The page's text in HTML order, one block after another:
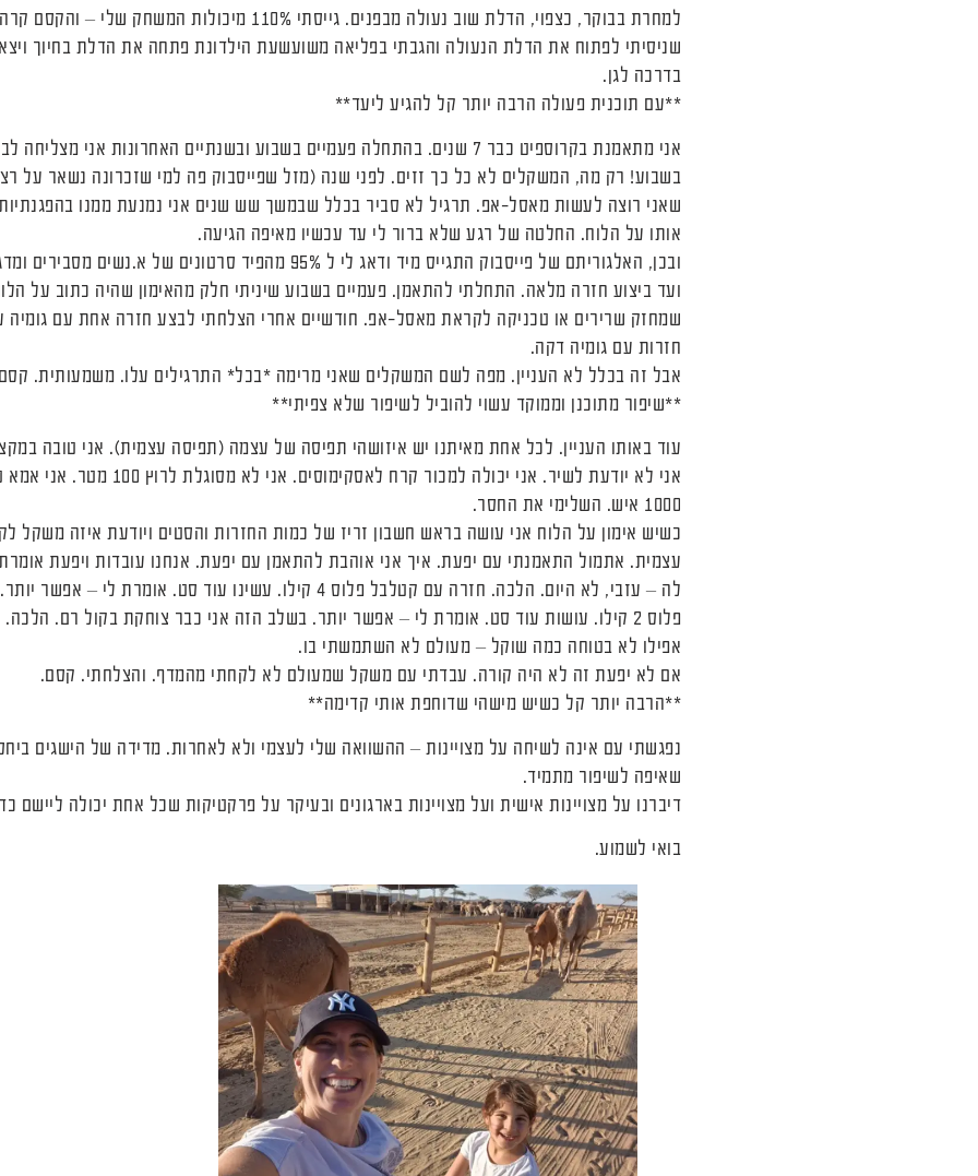
למחרת בבוקר, כצפוי, הדלת שוב נעולה מבפנים. גייסתי 110% מיכולות
שניסיתי לפתוח את הדלת הנעולה והגבתי בפליאה משועשעת הילדונת פתחה את הדלת בחיוך
בדרכה לגן.
**עם תוכנית פעולה הרבה יותר קל להגיע ליעד**
אני מתאמנת בקרוספיט כבר 7 שנים. בהתחלה פעמיים בשבוע ובשנתיים האחרונות אני
בשבוע! רק מה, המשקלים לא כל כך זזים. לפני שנה (מזל שפייסבוק פה למי שזכרונה נשאר על
שאני רוצה לעשות מאסל-אפ. תרגיל לא סביר בכלל שבמשך שש שנים אני נמנעת ממנו
אותו על הלוח. החלטה של רגע שלא ברור לי עד עכשיו מאיפה הגיעה.
ובכן, האלגוריתם של פייסבוק התגייס מיד ודאג לי ל 95% מהפיד סרטונים
ועד ביצוע חזרה מלאה. התחלתי להתאמן. פעמיים בשבוע שיניתי חלק מהאימון שהיה כתוב על
שמחזק שרירים או טכניקה לקראת מאסל-אפ. חודשיים אחרי הצלחתי לבצע חזרה אחת עם גומיה
חזרות עם גומיה דקה.
אבל זה בכלל לא העניין. מפה לשם המשקלים שאני מרימה *בכל* התרגילים עלו. משמעותית.
**שיפור מתוכנן וממוקד עשוי להוביל לשיפור שלא צפיתי**
עוד באותו העניין. לכל אחת מאיתנו יש איזושהי תפיסה של עצמה (תפיסה עצמית). אני טובה
אני לא יודעת לשיר. אני יכולה למכור קרח
1000 איש. השלימי את החסר.
כשיש אימון על הלוח אני עושה בראש חשבון זריז של כמות החזרות והסטים ויודעת איזה משקל
עצמית. אתמול התאמנתי עם יפעת. איך אני אוהבת להתאמן עם יפעת. אנחנו עובדות ויפעת
לה – עזבי, לא היום. הלכה. חזרה עם קטלבל פלוס 4 קילו. עשינו עוד סט.
פלוס 2 קילו. עושות עוד סט. אומרת לי – אפשר יותר. בשלב הזה אני כבר צוחקת בקול רם.
אפילו לא בטוחה כמה שוקל – מעולם לא השתמשתי בו.
אם לא יפעת זה לא היה קורה. עבדתי עם משקל שמעולם לא לקחתי מהמדף. והצלחתי. קסם.
**הרבה יותר קל כשיש מישהי שדוחפת אותי קדימה**
נפגשתי עם אינה לשיחה על מצויינות – ההשוואה שלי לעצמי ולא לאחרות. מדידה של הישגים
שאיפה לשיפור מתמיד.
דיברנו על מצויינות אישית ועל מצויינות בארגונים ובעיקר על פרקטיקות שכל אחת יכולה ליישם
בואי לשמוע.